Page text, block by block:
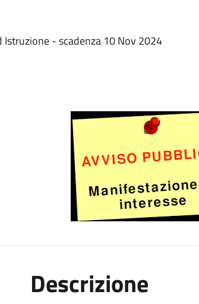
Istruzione - scadenza 10 Nov 2024
Descrizione